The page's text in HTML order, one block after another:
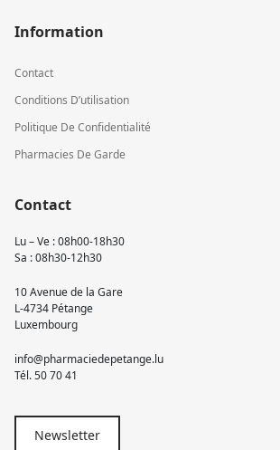
Information
Contact
Conditions D’utilisation
Politique De Confidentialité
Pharmacies De Garde
Contact
Lu – Ve : 08h00-18h30
Sa : 08h30-12h30
10 Avenue de la Gare
L-4734 Pétange
Luxembourg
info@pharmaciedepetange.lu
Tél.50 70 41
Newsletter